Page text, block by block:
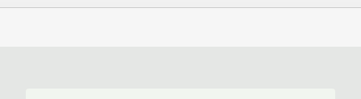
FACEBOOK
TWITTERFLIPBOARD
E-
WHATSAPP